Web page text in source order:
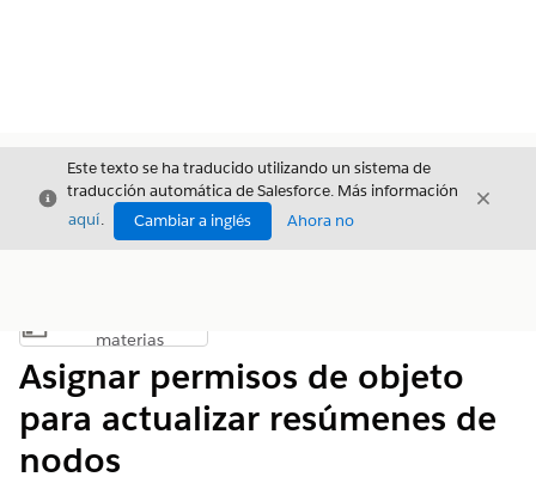
Cerrar
Este texto se ha traducido utilizando un sistema de
traducción automática de Salesforce. Más información
aquí. Cambiar a inglés Ahora no
Cerrar
Mostrar índice de materias
materias
Asignar permisos de objeto
para actualizar resúmenes de
nodos